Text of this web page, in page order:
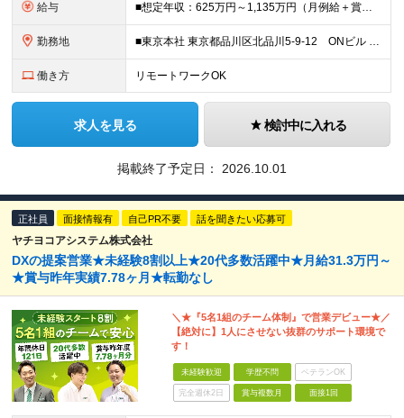
給与 ■想定年収：625万円～1,135万円（月例給＋賞与＋諸手当） ※残業手当は残業時間に応じて支給 ※試用期間2ヶ月あり（期間中の労働条件変更無）
勤務地 ■東京本社 東京都品川区北品川5-9-12 ONビル ■神戸本社 兵庫県神戸市中央区脇浜海岸通2-2-4 ※(変更の範囲)業務の都合等により会社の定める事業所への異動を命じることがあります。
働き方 リモートワークOK
求人を見る 検討中に入れる
掲載終了予定日： 2026.10.01
正社員 面接情報有 自己PR不要 話を聞きたい応募可
ヤチヨコアシステム株式会社
DXの提案営業★未経験8割以上★20代多数活躍中★月給31.3万円～
★賞与昨年実績7.78ヶ月★転勤なし
＼★『5名1組のチーム体制』で営業デビュー★／
【絶対に】1人にさせない抜群のサポート環境で
す！
未経験歓迎 学歴不問 ベテランOK
完全週休2日 賞与複数月 面接1回